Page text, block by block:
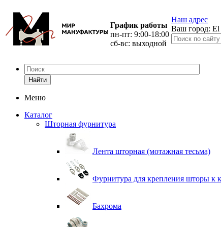
График работы
пн-пт: 9:00-18:00
сб-вс: выходной
Наш адрес
Ваш город: El
Найти
Меню
Каталог
Шторная фурнитура
Лента шторная (мотажная тесьма)
Фурнитура для крепления шторы к
Бахрома